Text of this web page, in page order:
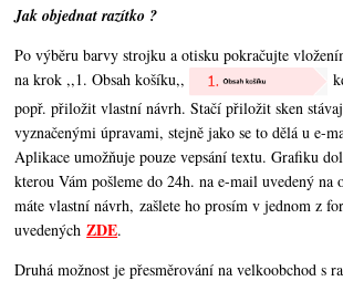
Jak objednat razítko ?
Po výběru barvy strojku a otisku pokračujte
na krok ,,1. Obsah košíku,,
popř. přiložit vlastní návrh. Stačí přiložit sken
vyznačenými úpravami, stejně jako se to dělá u e-
Aplikace umožňuje pouze vepsání textu. Grafiku
kterou Vám pošleme do 24h. na e-mail uvedený na
máte vlastní návrh, zašlete ho prosím v jednom z
uvedenýchZDE.
Druhá možnost je přesměrování na velkoobchod s